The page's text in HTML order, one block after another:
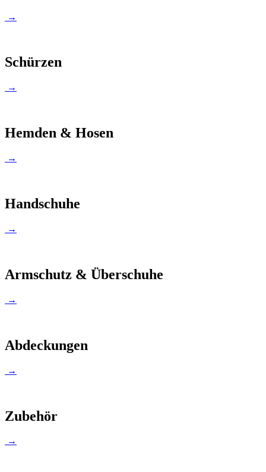
→
Schürzen
→
Hemden & Hosen
→
Handschuhe
→
Armschutz & Überschuhe
→
Abdeckungen
→
Zubehör
→